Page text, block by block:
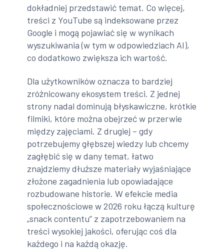
dokładniej przedstawić temat. Co więcej,
treści z YouTube są indeksowane przez
Google i mogą pojawiać się w wynikach
wyszukiwania (w tym w odpowiedziach AI),
co dodatkowo zwiększa ich wartość.
Dla użytkowników oznacza to bardziej
zróżnicowany ekosystem treści. Z jednej
strony nadal dominują błyskawiczne, krótkie
filmiki, które można obejrzeć w przerwie
między zajęciami. Z drugiej – gdy
potrzebujemy głębszej wiedzy lub chcemy
zagłębić się w dany temat, łatwo
znajdziemy dłuższe materiały wyjaśniające
złożone zagadnienia lub opowiadające
rozbudowane historie. W efekcie media
społecznościowe w 2026 roku łączą kulturę
„snack contentu” z zapotrzebowaniem na
treści wysokiej jakości, oferując coś dla
każdego i na każdą okazję.